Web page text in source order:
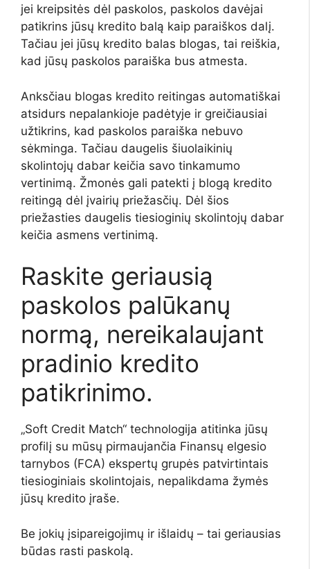
jei kreipsitės dėl paskolos, paskolos davėjai
patikrins jūsų kredito balą kaip paraiškos dalį.
Tačiau jei jūsų kredito balas blogas, tai reiškia,
kad jūsų paskolos paraiška bus atmesta.
Anksčiau blogas kredito reitingas automatiškai
atsidurs nepalankioje padėtyje ir greičiausiai
užtikrins, kad paskolos paraiška nebuvo
sėkminga. Tačiau daugelis šiuolaikinių
skolintojų dabar keičia savo tinkamumo
vertinimą. Žmonės gali patekti į blogą kredito
reitingą dėl įvairių priežasčių. Dėl šios
priežasties daugelis tiesioginių skolintojų dabar
keičia asmens vertinimą.
Raskite geriausią
paskolos palūkanų
normą, nereikalaujant
pradinio kredito
patikrinimo.
„Soft Credit Match“ technologija atitinka jūsų
profilį su mūsų pirmaujančia Finansų elgesio
tarnybos (FCA) ekspertų grupės patvirtintais
tiesioginiais skolintojais, nepalikdama žymės
jūsų kredito įraše.
Be jokių įsipareigojimų ir išlaidų – tai geriausias
būdas rasti paskolą.